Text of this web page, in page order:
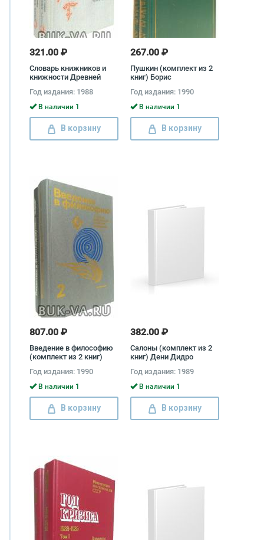
321.00 ₽
Словарь книжников и
книжности Древней
Год издания: 1988
В наличии 1
В корзину
267.00 ₽
Пушкин (комплект из 2
книг) Борис
Год издания: 1990
В наличии 1
В корзину
807.00 ₽
Введение в философию
(комплект из 2 книг)
Год издания: 1990
В наличии 1
В корзину
382.00 ₽
Салоны (комплект из 2
книг) Дени Дидро
Год издания: 1989
В наличии 1
В корзину